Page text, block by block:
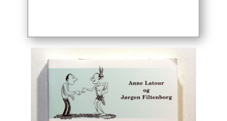
Drikkevare / Øl / Vin
Engelsk
Erhverv
Europa